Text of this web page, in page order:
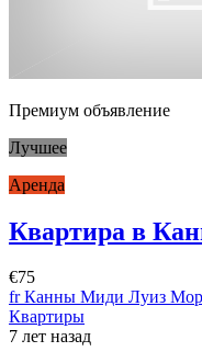
Премиум объявление
Лучшее
Аренда
Квартира в
€75
fr Канны Миди Луиз
Квартиры
7 лет назад